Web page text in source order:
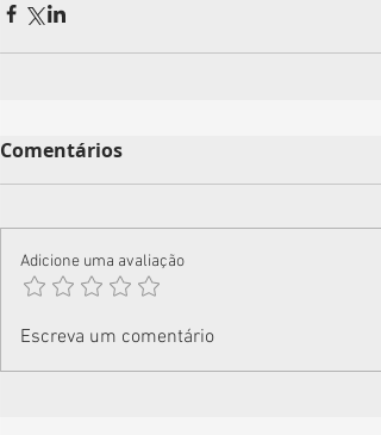
Comentários
Adicione uma avaliação
Escreva um comentário